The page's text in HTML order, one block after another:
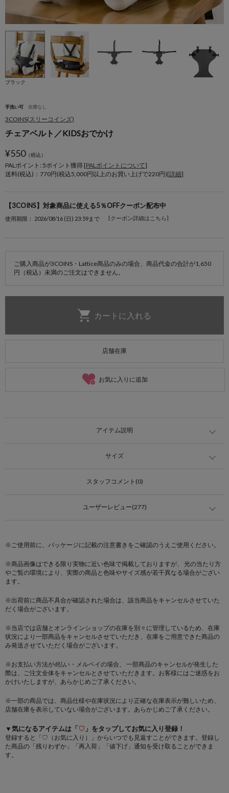
ブラック
手洗い可 在庫なし
3COINS(スリーコインズ)
チェアベルト／KIDSおでかけ
¥550（税込）
PALポイント: 5ポイント獲得 [PALポイントについて]
送料(税込)：770円(税込5,000円以上のお買い上げで220円)[詳細]
【3COINS】対象商品に使える5％OFFクーポン配布中
使用期限： 2026/08/16 (日) 23:59まで [クーポン詳細はこちら]
ご購入商品が3COINS・Lattice商品のみの場合、商品代金の合計が1,650
円（税込）未満のご注文はできません。
店舗在庫
お気に入りに追加
アイテム説明
サイズ
スタッフコメント(0)
ユーザーレビュー(277)
※ご使用前に、パッケージに記載の注意書きをご確認のうえご使用ください。
※商品画像はできる限り実物に近い色味で掲載しておりますが、 光の当たり方
やご覧の環境により、実際の商品と色味やサイズ感が若干異なる場合がござい
ます。
※出荷前に商品不具合が確認された場合は、該当商品をキャンセルさせていた
だく場合がございます。
※当店では店舗とオンラインショップの在庫を別々に管理しているため、在庫
状況により一部商品をキャンセルさせていただき、在庫をご用意できた商品の
み発送させていただく場合がございます。
※お支払い方法がd払い・メルペイの場合、 一部商品のキャンセルが発生した
際は、ご注文全体をキャンセルとさせていただきます。お客様にはご迷惑をお
かけいたしますが、あらかじめご了承ください。
※一部の商品では、商品仕様や在庫状況により正確な在庫表示が難しいため、
店舗在庫を表示していない場合がございます。あらかじめご了承ください。
▼気になるアイテムは「♡ 」をタップしてお気に入り登録！
登録すると「♡（お気に入り）」からいつでも見返すことができます。登録し
た商品の「残りわずか」「再入荷」「値下げ」通知を受け取ることができま
す。